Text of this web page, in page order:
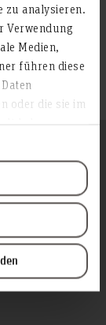
analysieren.
Verwendung
Medien,
führen diese
oder die sie im
© Aaron Leithäuser
© Aaron Leithäuser
© Aaron Leithäuser